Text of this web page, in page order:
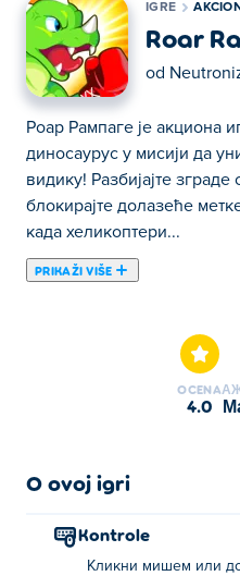
IGRE
Roar
od
Роар Рампаге је акциона
диносаурус у мисији да
видику! Разбијајте
блокирајте долазеће
када хеликоптери...
PRIKAŽI VIŠE
видику! Разбијајте
блокирајте долазеће
када хеликоптери
Како играти Роар
Кликните или додирните
OCENA
4.0
O ovoj igri
Kontrole
Кликни мишем или